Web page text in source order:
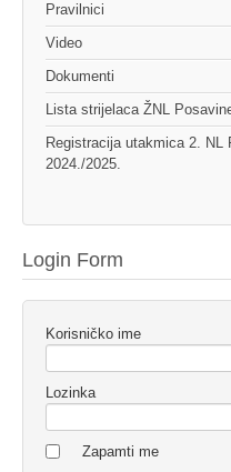
Pravilnici
Video
Dokumenti
Lista strijelaca ŽNL
Registracija utakmica 2. NL
2024./2025.
Login Form
Korisničko ime
Lozinka
Zapamti me